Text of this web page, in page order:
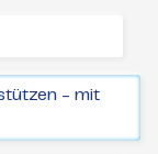
- mit